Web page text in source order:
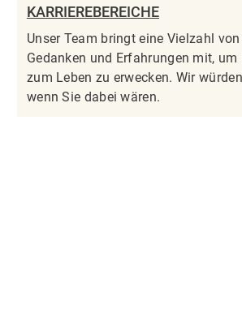
KARRIEREBEREICHE
Unser Team bringt eine Vielzahl
Gedanken und Erfahrungen mit,
zum Leben zu erwecken. Wir
wenn Sie dabei wären.